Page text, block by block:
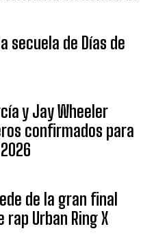
secuela de Días de
y Jay Wheeler
confirmados para
de la gran final
Urban Ring X